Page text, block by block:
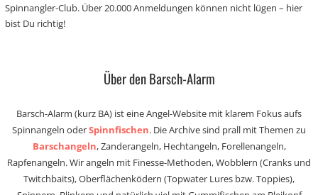
Spinnangler-Club. Über 20.000 Anmeldungen können nicht lügen – hier
bist Du richtig!
Über den Barsch-Alarm
Barsch-Alarm (kurz BA) ist eine Angel-Website mit klarem Fokus aufs
Spinnangeln oderSpinnfischen. Die Archive sind prall mit Themen zu
Barschangeln, Zanderangeln, Hechtangeln, Forellenangeln,
Rapfenangeln. Wir angeln mit Finesse-Methoden, Wobblern (Cranks und
Twitchbaits), Oberflächenködern (Topwater Lures bzw. Toppies),